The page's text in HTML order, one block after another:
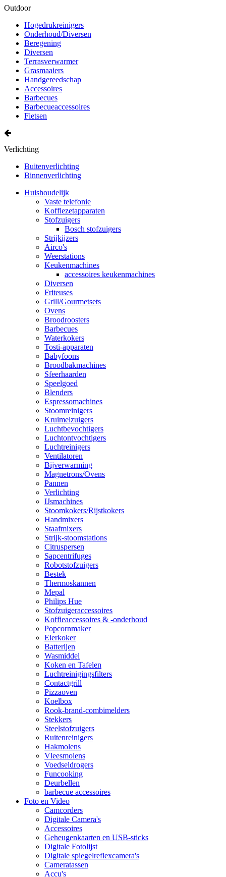
Outdoor
Hogedrukreinigers
Onderhoud/Diversen
Beregening
Diversen
Terrasverwarmer
Grasmaaiers
Handgereedschap
Accessoires
Barbecues
Barbecueaccessoires
Fietsen
Verlichting
Buitenverlichting
Binnenverlichting
Huishoudelijk
Vaste telefonie
Koffiezetapparaten
Stofzuigers
Bosch stofzuigers
Strijkijzers
Airco's
Weerstations
Keukenmachines
accessoires keukenmachines
Diversen
Friteuses
Grill/Gourmetsets
Ovens
Broodroosters
Barbecues
Waterkokers
Tosti-apparaten
Babyfoons
Broodbakmachines
Sfeerhaarden
Speelgoed
Blenders
Espressomachines
Stoomreinigers
Kruimelzuigers
Luchtbevochtigers
Luchtontvochtigers
Luchtreinigers
Ventilatoren
Bijverwarming
Magnetrons/Ovens
Pannen
Verlichting
IJsmachines
Stoomkokers/Rijstkokers
Handmixers
Staafmixers
Strijk-stoomstations
Citruspersen
Sapcentrifuges
Robotstofzuigers
Bestek
Thermoskannen
Mepal
Philips Hue
Stofzuigeraccessoires
Koffieaccessoires & -onderhoud
Popcornmaker
Eierkoker
Batterijen
Wasmiddel
Koken en Tafelen
Luchtreinigingsfilters
Contactgrill
Pizzaoven
Koelbox
Rook-brand-combimelders
Stekkers
Steelstofzuigers
Ruitenreinigers
Hakmolens
Vleesmolens
Voedseldrogers
Funcooking
Deurbellen
barbecue accessoires
Foto en Video
Camcorders
Digitale Camera's
Accessoires
Geheugenkaarten en USB-sticks
Digitale Fotolijst
Digitale spiegelreflexcamera's
Cameratassen
Accu's